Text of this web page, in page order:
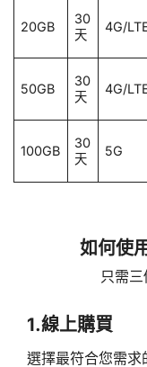
20GB
30
天
4G/
50GB
30
天
4G/
100GB
30
天
5G
如何使
只需
1.線上購買
選擇最符合您需求